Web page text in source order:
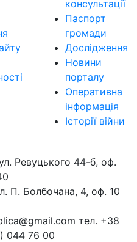
консультації
Паспорт
громади
Дослідження
Новини
порталу
Оперативна
інформація
Історії війни
Ревуцького 44-б, оф.
П. Болбочана, 4, оф. 10
тел. +38
044 76 00